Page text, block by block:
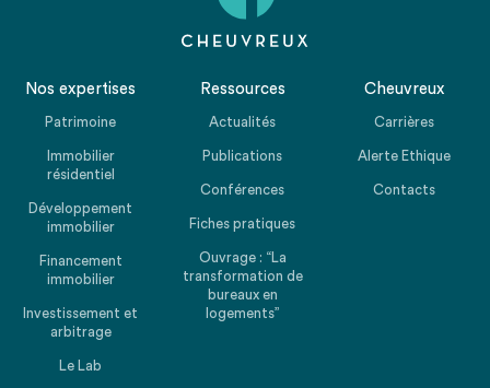
Nos expertises
Patrimoine
Immobilier
résidentiel
Développement
immobilier
Financement
immobilier
Investissement et
arbitrage
Le Lab
Ressources
Actualités
Publications
Conférences
Fiches pratiques
Ouvrage : “La
transformation de
bureaux en
logements”
Cheuvreux
Carrières
Alerte Ethique
Contacts